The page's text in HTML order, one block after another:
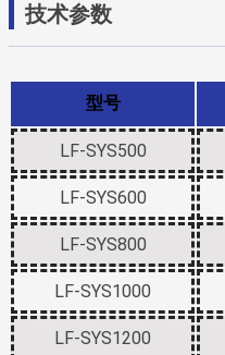
技术参数
型号
LF-SYS500
LF-SYS600
LF-SYS800
LF-SYS1000
LF-SYS1200